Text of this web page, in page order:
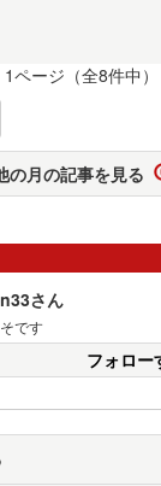
1ページ（全8件中）
の月の記事を見る
さん
です
フォロー